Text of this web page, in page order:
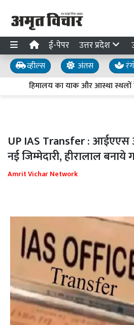
ई-पेपर उत्तर प्रदेश
व्हील्स अंतस
हिमालय का याक और आस्था स्थलों
UP IAS Transfer : आईएएस
नई जिम्मेदारी, हीरालाल
Amrit Vichar Network